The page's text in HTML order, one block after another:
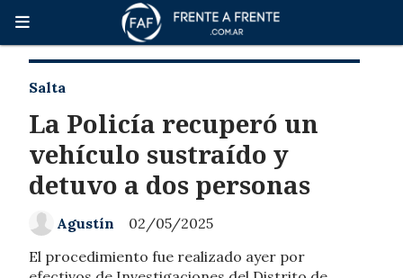
La Policía recuperó un
vehículo sustraído y
detuvo a dos personas
El procedimiento fue realizado ayer por
Salta
02/05/2025
Agustín